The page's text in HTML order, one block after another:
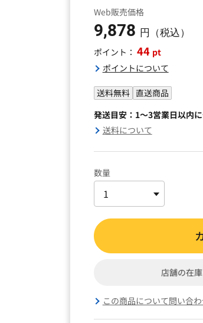
Web販売価格
9,878 円（税込）
ポイント： 44 pt
ポイントについて
送料無料 直送商品
発送目安：1～3営業日以内
送料について
数量
店舗の在
この商品について問い合